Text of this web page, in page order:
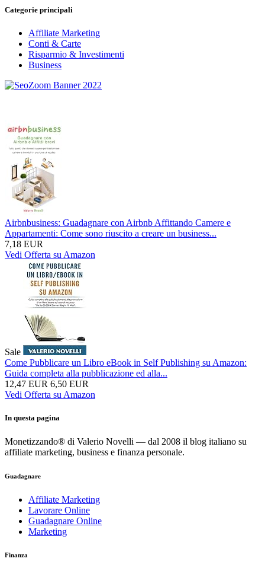
Categorie principali
Affiliate Marketing
Conti & Carte
Risparmio & Investimenti
Business
Airbnbusiness: Guadagnare con Airbnb Affittando Camere e
Appartamenti: Come sono riuscito a creare un business...
7,18 EUR
Vedi Offerta su Amazon
Sale
Come Pubblicare un Libro eBook in Self Publishing su Amazon:
Guida completa alla pubblicazione ed alla...
12,47 EUR 6,50 EUR
Vedi Offerta su Amazon
In questa pagina
Monetizzando® di Valerio Novelli — dal 2008 il blog italiano su
affiliate marketing, business e finanza personale.
Guadagnare
Affiliate Marketing
Lavorare Online
Guadagnare Online
Marketing
Finanza